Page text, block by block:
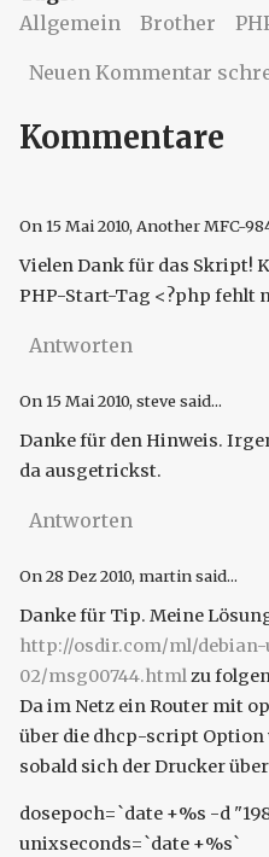
Allgemein
Brother
Neuen Kommentar
Kommentare
On 15 Mai 2010, Another MFC-
Vielen Dank für das Skript!
PHP-Start-Tag <?php fehlt
Antworten
On 15 Mai 2010, steve said...
Danke für den Hinweis.
da ausgetrickst.
Antworten
On28 Dez 2010, martin said...
Danke für Tip. Meine
http://osdir.com/ml/
02/msg00744.htmlzu
Da im Netz ein Router mit
über die dhcp-script
sobald sich der Drucker
dosepoch=`date +%s -d
unixseconds=`date +%s`